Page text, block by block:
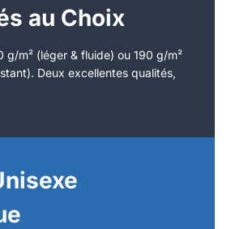
au Choix
g/m² (léger & fluide) ou 190 g/m²
Deux excellentes qualités,